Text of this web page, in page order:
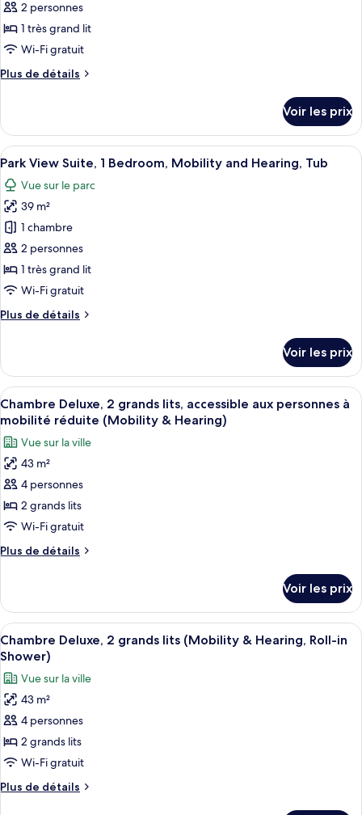
à
mobilité
réduite
(Hearing)
grand
lit,
aux
personnes
à
(Hearing)
ce
type
de
chambre :
Sakura
Studio
Suite,
1
King
Bed,
Mobility
and
Hearing,
Tub
2 personnes
1 très grand lit
Wi-Fi gratuit
Plus de détails
Plus
le
type
de
Sakura
Club
Studio
Suite,
King
Bed,
Mobility
Hearing,
Voir les prix
Afficher
toutes
les
photos
pour
ce
type
de
chambre :
Park
1
Bedroom,
Mobility
and
Hearing,
Tub
Une chambre d’hôtel moderne
7
Park View Suite, 1 Bedroom, Mobility and Hearing, Tub
Vue sur le parc
39 m²
1 chambre
2 personnes
1 très grand lit
Wi-Fi gratuit
Plus de détails
Plus
le
type
de
chambre
View
Suite,
Bedroom,
Mobility
Hearing,
Tub
Voir les prix
Afficher
toutes
les
photos
pour
ce
type
de
chambre :
Chambre
2
grands
lits,
accessible
aux
personnes
à
mobilité
réduite
(Mobility
&
Une chambre d’hôtel avec deux lits,
7
Chambre Deluxe, 2 grands lits, accessible aux personnes à
mobilité réduite (Mobility & Hearing)
Vue sur la ville
43 m²
4 personnes
2 grands lits
Wi-Fi gratuit
Plus de détails
Plus
le
type
de
chambre
Chambre
Deluxe,
2
grands
lits,
accessible
personnes
à
mobilité
Voir les prix
Afficher
toutes
les
photos
pour
ce
type
de
chambre :
Chambre
Une chambre d’hôtel avec deux lits,
6
Chambre Deluxe, 2 grands lits (Mobility & Hearing, Roll-in
Shower)
Vue sur la ville
43 m²
4 personnes
2 grands lits
Wi-Fi gratuit
Plus de détails
Plus